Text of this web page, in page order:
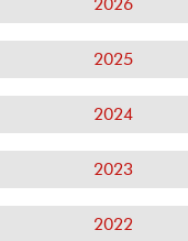
2026
2025
2024
2023
2022